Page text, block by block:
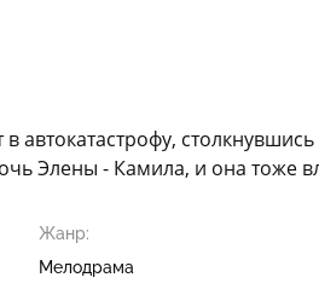
Элены - Камила, и она тоже
Жанр:
Мелодрама